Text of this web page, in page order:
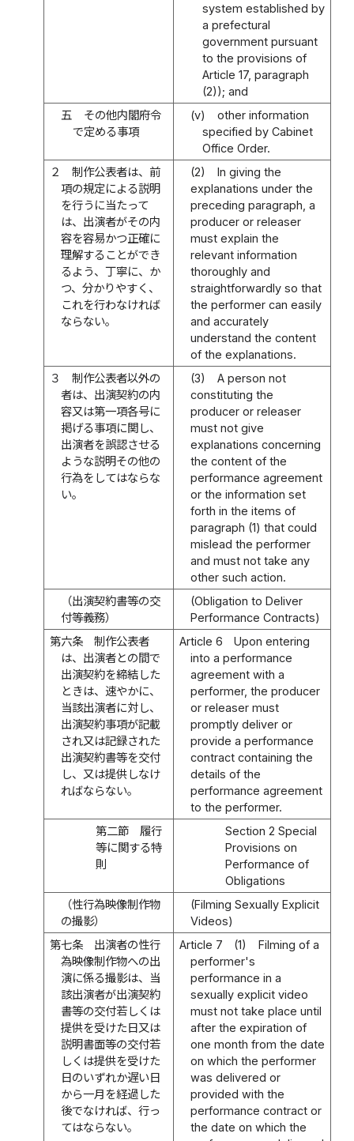
system established by
a prefectural
government pursuant
to the provisions of
Article 17, paragraph
(2)); and
五
その他内閣府令
で定める事項
(v)
other information
specified by Cabinet
Office Order.
２
制作公表者は、前
項の規定による説明
を行うに当たって
は、出演者がその内
容を容易かつ正確に
理解することができ
るよう、丁寧に、か
つ、分かりやすく、
これを行わなければ
ならない。
(2)
In giving the
explanations under the
preceding paragraph, a
producer or releaser
must explain the
relevant information
thoroughly and
straightforwardly so that
the performer can easily
and accurately
understand the content
of the explanations.
３
制作公表者以外の
者は、出演契約の内
容又は第一項各号に
掲げる事項に関し、
出演者を誤認させる
ような説明その他の
行為をしてはならな
い。
(3)
A person not
constituting the
producer or releaser
must not give
explanations concerning
the content of the
performance agreement
or the information set
forth in the items of
paragraph (1) that could
mislead the performer
and must not take any
other such action.
（出演契約書等の交
付等義務）
(Obligation to Deliver
Performance Contracts)
第六条
制作公表者
は、出演者との間で
出演契約を締結した
ときは、速やかに、
当該出演者に対し、
出演契約事項が記載
され又は記録された
出演契約書等を交付
し、又は提供しなけ
ればならない。
Article 6
Upon entering
into a performance
agreement with a
performer, the producer
or releaser must
promptly deliver or
provide a performance
contract containing the
details of the
performance agreement
to the performer.
第二節 履行
等に関する特
則
Section 2 Special
Provisions on
Performance of
Obligations
（性行為映像制作物
の撮影）
(Filming Sexually Explicit
Videos)
第七条
出演者の性行
為映像制作物への出
演に係る撮影は、当
該出演者が出演契約
書等の交付若しくは
提供を受けた日又は
説明書面等の交付若
しくは提供を受けた
日のいずれか遅い日
から一月を経過した
後でなければ、行っ
てはならない。
Article 7 (1)
Filming of a
performer's
performance in a
sexually explicit video
must not take place until
after the expiration of
one month from the date
on which the performer
was delivered or
provided with the
performance contract or
the date on which the